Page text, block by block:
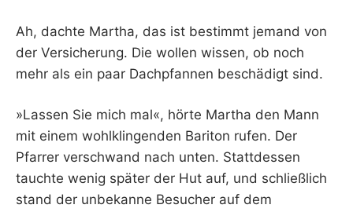
Ah, dachte Martha, das ist bestimmt jemand von
der Versicherung. Die wollen wissen, ob noch
mehr als ein paar Dachpfannen beschädigt sind.
»Lassen Sie mich mal«, hörte Martha den Mann
mit einem wohlklingenden Bariton rufen. Der
Pfarrer verschwand nach unten. Stattdessen
tauchte wenig später der Hut auf, und schließlich
stand der unbekanne Besucher auf dem